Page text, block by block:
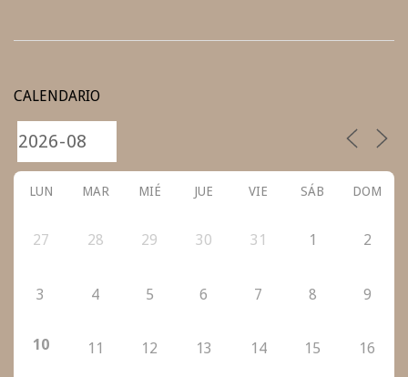
15
CALENDARIO
LUN MAR MIÉ JUE VIE SÁB DOM
27 28 29 30 31 1 2
3 4 5 6 7 8 9
10 11 12 13 14 15 16